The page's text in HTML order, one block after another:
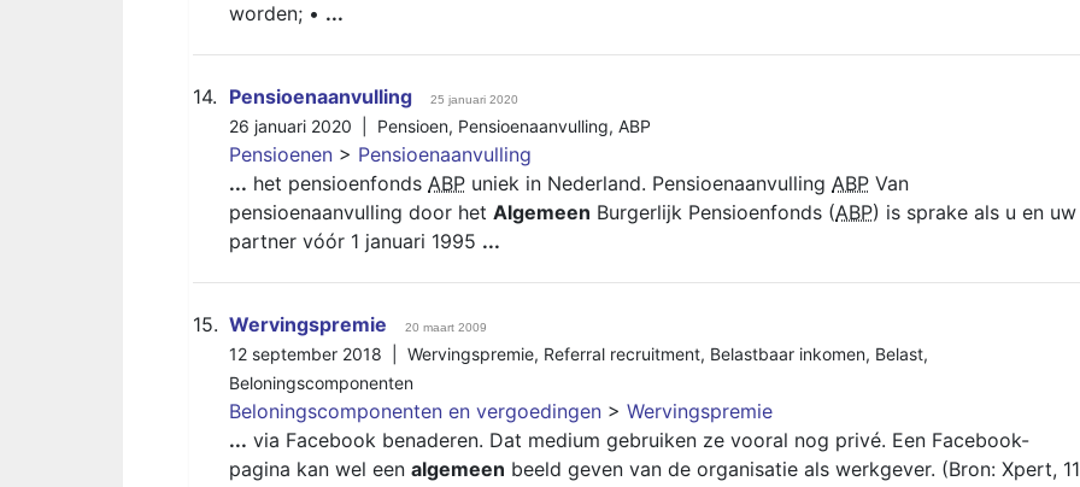
worden; • ...
14. Pensioenaanvulling 25 januari 2020
26 januari 2020 | Pensioen, Pensioenaanvulling, ABP
Pensioenen > Pensioenaanvulling
... het pensioenfonds ABP uniek in Nederland. Pensioenaanvulling ABP Van
pensioenaanvulling door het Algemeen Burgerlijk Pensioenfonds (ABP) is sprake als u en uw
partner vóór 1 januari 1995 ...
15. Wervingspremie 20 maart 2009
12 september 2018 | Wervingspremie, Referral recruitment, Belastbaar inkomen, Belast,
Beloningscomponenten
Beloningscomponenten en vergoedingen > Wervingspremie
... via Facebook benaderen. Dat medium gebruiken ze vooral nog privé. Een Facebook-
pagina kan wel een algemeen beeld geven van de organisatie als werkgever. (Bron: Xpert, 11